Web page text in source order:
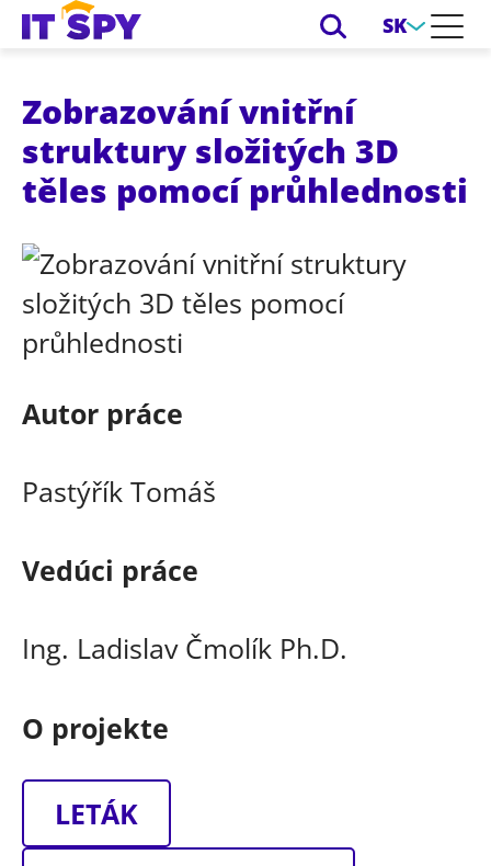
SK
Zobrazování vnitřní
struktury složitých 3D
těles pomocí průhlednosti
Autor práce
Pastýřík Tomáš
Vedúci práce
Ing. Ladislav Čmolík Ph.D.
O projekte
LETÁK